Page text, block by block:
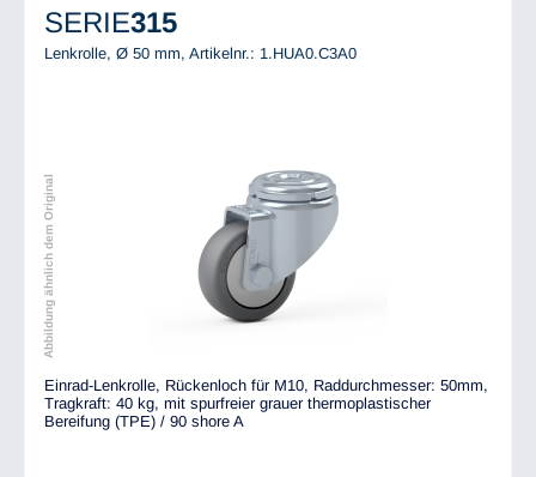
SERIE315
Lenkrolle, Ø 50 mm, Artikelnr.: 1.HUA0.C3A0
Abbildung ähnlich dem Original
Einrad-Lenkrolle, Rückenloch für M10, Raddurchmesser: 50mm,
Tragkraft: 40 kg, mit spurfreier grauer thermoplastischer
Bereifung (TPE) / 90 shore A